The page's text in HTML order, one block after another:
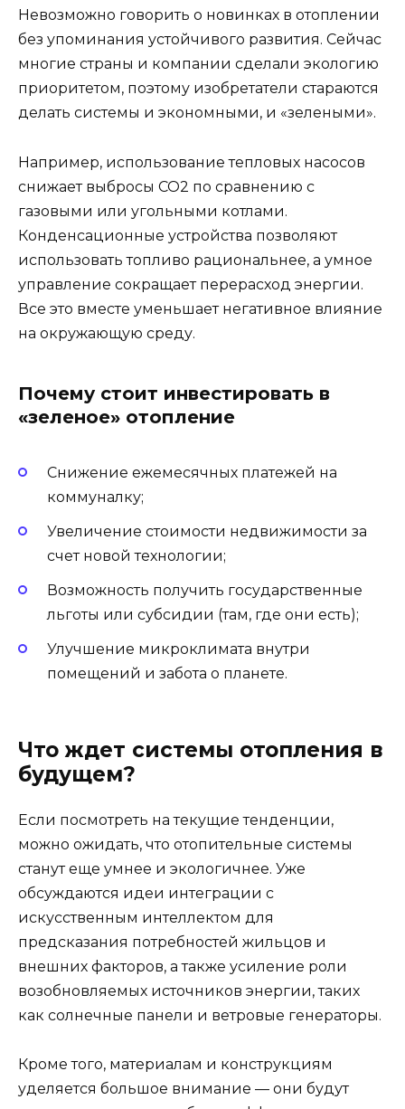
Невозможно говорить о новинках в отоплении
без упоминания устойчивого развития. Сейчас
многие страны и компании сделали экологию
приоритетом, поэтому изобретатели стараются
делать системы и экономными, и «зелеными».
Например, использование тепловых насосов
снижает выбросы СО2 по сравнению с
газовыми или угольными котлами.
Конденсационные устройства позволяют
использовать топливо рациональнее, а умное
управление сокращает перерасход энергии.
Все это вместе уменьшает негативное влияние
на окружающую среду.
Почему стоит инвестировать в
«зеленое» отопление
Снижение ежемесячных платежей на
коммуналку;
Увеличение стоимости недвижимости за
счет новой технологии;
Возможность получить государственные
льготы или субсидии (там, где они есть);
Улучшение микроклимата внутри
помещений и забота о планете.
Что ждет системы отопления в
будущем?
Если посмотреть на текущие тенденции,
можно ожидать, что отопительные системы
станут еще умнее и экологичнее. Уже
обсуждаются идеи интеграции с
искусственным интеллектом для
предсказания потребностей жильцов и
внешних факторов, а также усиление роли
возобновляемых источников энергии, таких
как солнечные панели и ветровые генераторы.
Кроме того, материалам и конструкциям
уделяется большое внимание — они будут